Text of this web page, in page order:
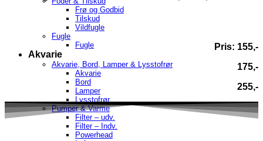
Frø og Godbid
Tilskud
Vildfugle
Fugle
Fugle
Akvarie
Akvarie, Bord, Lamper & Lysstofrør
Akvarie
Bord
Lamper
Lysstofrør
Pumper & Varme
Filter – udv.
Filter – Indv.
Powerhead
Pris: 155,-
175,-
255,-